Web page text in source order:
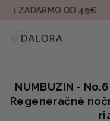
Prejsť
OD 49€
NUMBUZIN -
Regeneračné